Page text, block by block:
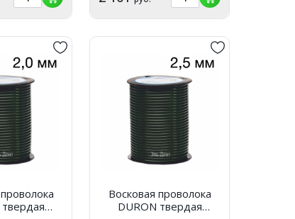
Восковая проволока
DURON твердая